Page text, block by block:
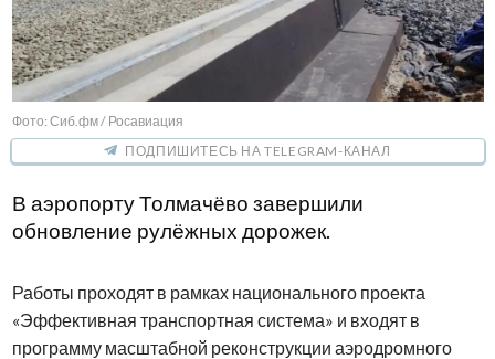
Фото: Сиб.фм / Росавиация
ПОДПИШИТЕСЬ НА TELEGRAM-КАНАЛ
В аэропорту Толмачёво завершили
обновление рулёжных дорожек.
Работы проходят в рамках национального проекта
«Эффективная транспортная система» и входят в
программу масштабной реконструкции аэродромного